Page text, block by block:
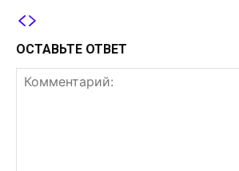
ОСТАВЬТЕ ОТВЕТ